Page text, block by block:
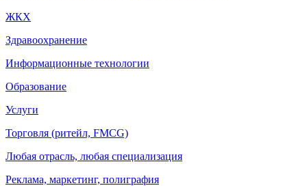
ЖКХ
Здравоохранение
Информационные технологии
Образование
Услуги
Торговля (ритейл, FMCG)
Любая отрасль, любая специализация
Реклама, маркетинг, полиграфия